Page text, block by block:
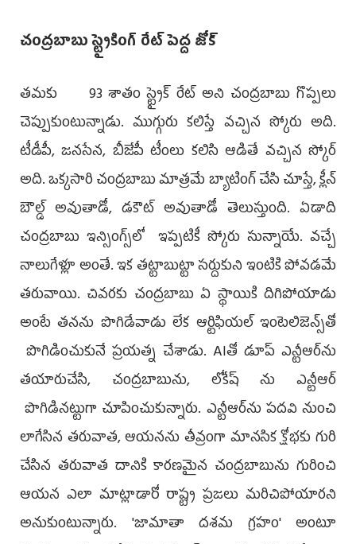
చంద్రబాబు స్ట్రైకింగ్ రేట్‌ పెద్ద జోక్
తమకు 93 శాతం స్ట్రైక్ రేట్ అని చంద్రబాబు గొప్పలు
చెప్పుకుంటున్నాడు. ముగ్గురు కలిస్తే వచ్చిన స్కోరు అది.
టీడీపీ, జనసేన, బీజేపీ టీంలు కలిసి ఆడితే వచ్చిన స్కోర్
అది. ఒక్కసారి చంద్రబాబు మాత్రమే బ్యాటింగ్ చేసి చూస్తే, క్లీన్
బౌల్డ్ అవుతాడో, డకౌట్ అవుతాడో తెలుస్తుంది. ఏడాది
చంద్రబాబు ఇన్సింగ్స్‌లో ఇప్పటికీ స్కోరు సున్నాయే. వచ్చే
నాలుగేళ్లూ అంతే. ఇక తట్టాబుట్టా సర్దుకుని ఇంటికి పోవడమే
తరువాయి. చివరకు చంద్రబాబు ఏ స్థాయికి దిగిపోయాడు
అంటే తనను పొగిడేవాడు లేక ఆర్టిఫియల్ ఇంటెలిజెన్స్‌తో
పొగిడించుకునే ప్రయత్న చేశాడు. AIతో డూప్ ఎన్టీఆర్‌ను
తయారుచేసి, చంద్రబాబును, లోకేష్ ను ఎన్టీఆర్
పొగిడినట్టుగా చూపించుకున్నారు. ఎన్టీఆర్‌ను పదవి నుంచి
లాగేసిన తరువాత, ఆయనను తీవ్రంగా మానసిక క్షోభకు గురి
చేసిన తరువాత దానికి కారణమైన చంద్రబాబును గురించి
ఆయన ఎలా మాట్లాడారో రాష్ట్ర ప్రజలు మరిచిపోయారని
అనుకుంటున్నారు. 'జామాతా దశమ గ్రహం' అంటూ